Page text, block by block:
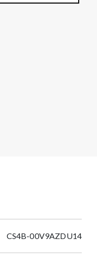
CS4B-00V9AZDU14